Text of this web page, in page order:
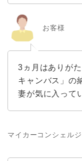
お客様
3ヵ月はありが
キャンバス」の
妻が気に入って
マイカーコンシェルジ